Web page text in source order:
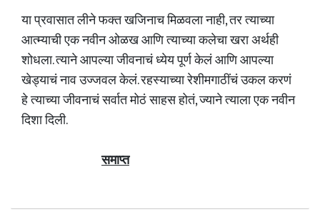
या प्रवासात लीने फक्त खजिनाच मिळवला नाही, तर त्याच्या
आत्म्याची एक नवीन ओळख आणि त्याच्या कलेचा खरा अर्थही
शोधला. त्याने आपल्या जीवनाचं ध्येय पूर्ण केलं आणि आपल्या
खेड्याचं नाव उज्जवल केलं. रहस्याच्या रेशीमगाठींचं उकल करणं
हे त्याच्या जीवनाचं सर्वात मोठं साहस होतं, ज्याने त्याला एक नवीन
दिशा दिली.
समाप्त